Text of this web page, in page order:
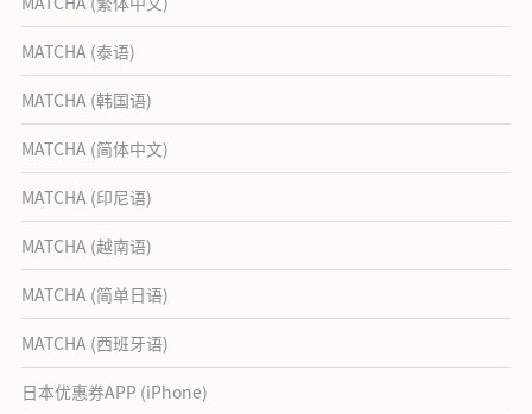
MATCHA (泰语)
MATCHA (韩国语)
MATCHA (简体中文)
MATCHA (印尼语)
MATCHA (越南语)
MATCHA (简单日语)
MATCHA (西班牙语)
日本优惠券APP (iPhone)